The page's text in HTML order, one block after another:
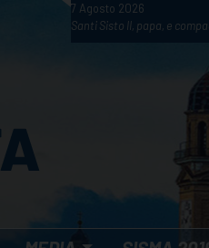
7 Agosto 2026
Santi Sisto II, papa, e